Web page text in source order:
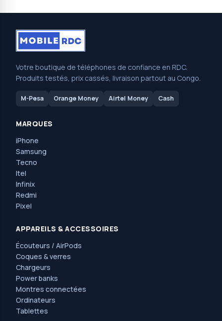
Votre boutique de téléphones de confiance en RDC.
Produits testés, prix cassés, livraison partout au Congo.
M-Pesa Orange Money Airtel Money Cash
MARQUES
iPhone
Samsung
Tecno
Itel
Infinix
Redmi
Pixel
APPAREILS & ACCESSOIRES
Écouteurs / AirPods
Coques & verres
Chargeurs
Power banks
Montres connectées
Ordinateurs
Tablettes